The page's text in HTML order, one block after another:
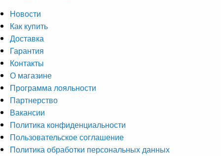
Новости
Как купить
Доставка
Гарантия
Контакты
О магазине
Программа лояльности
Партнерство
Вакансии
Политика конфиденциальности
Пользовательское соглашение
Политика обработки персональных данных